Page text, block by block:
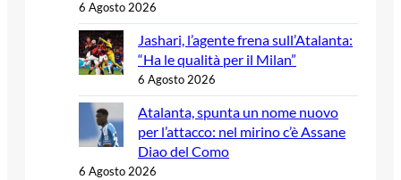
6 Agosto 2026
Jashari, l’agente frena sull’Atalanta:
“Ha le qualità per il Milan”
6 Agosto 2026
Atalanta, spunta un nome nuovo
per l’attacco: nel mirino c’è Assane
Diao del Como
6 Agosto 2026